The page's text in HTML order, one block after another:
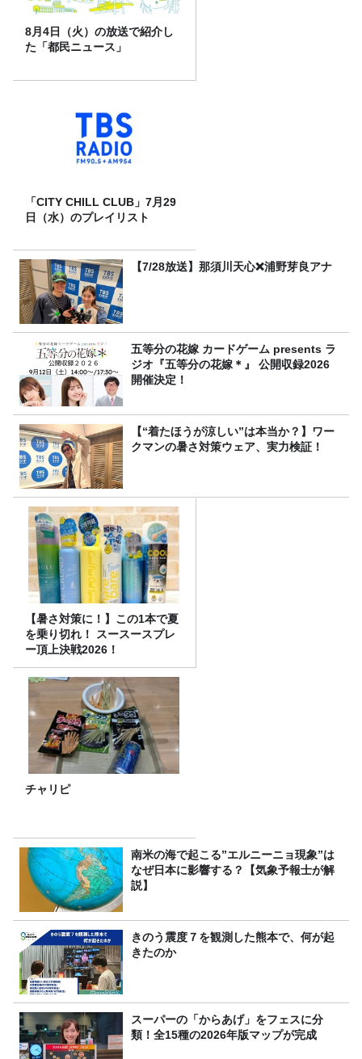
8月4日（火）の放送で紹介し
た「都民ニュース」
「CITY CHILL CLUB」7月29
日（水）のプレイリスト
【7/28放送】那須川天心❌浦野芽良アナ
五等分の花嫁 カードゲーム presents ラ
ジオ『五等分の花嫁＊』 公開収録2026
開催決定！
【“着たほうが涼しい”は本当か？】ワー
クマンの暑さ対策ウェア、実力検証！
【暑さ対策に！】この1本で夏
を乗り切れ！ スースースプレ
ー頂上決戦2026！
チャリピ
南米の海で起こる”エルニーニョ現象”は
なぜ日本に影響する？【気象予報士が解
説】
きのう震度７を観測した熊本で、何が起
きたのか
スーパーの「からあげ」をフェスに分
類！全15種の2026年版マップが完成